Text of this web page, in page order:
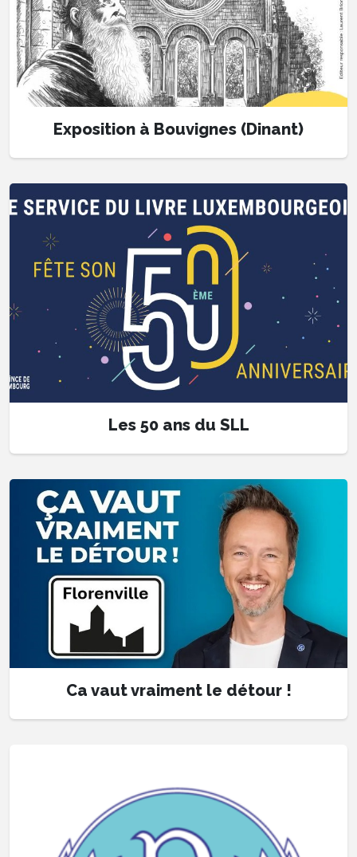
Exposition à Bouvignes (Dinant)
Les 50 ans du SLL
Ca vaut vraiment le détour !